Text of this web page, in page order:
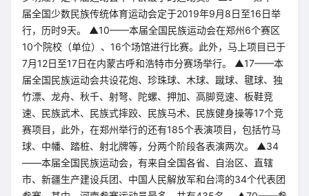
届全国少数民族传统体育运动会定于2019年9月8日至16日举
行，历时9天。 ▲10——本届全国民族运动会在郑州6个赛区
10个院校（单位）、16个场馆进行比赛。此外，马上项目已于
7月12日至17日在内蒙古呼和浩特市分赛场举行。 ▲17——本
届全国民族运动会共设花炮、珍珠球、木球、蹴球、毽球、独
竹漂、龙舟、秋千、射弩、陀螺、押加、高脚竞速、板鞋竞
速、民族武术、民族式摔跤、民族马术、民族健身操等17个竞
赛项目，此外，在郑州举行的还有185个表演项目，包括竹马
球、中幡、踏桩、射北牌等，分两个阶段各表演两次。 ▲34
——本届全国民族运动会，有来自全国各省、自治区、直辖
市、新疆生产建设兵团、中国人民解放军和台湾的34个代表团